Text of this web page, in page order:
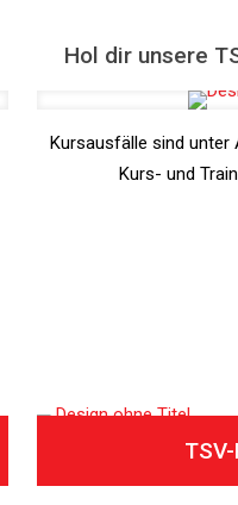
Hol dir unsere
Kursausfälle sind unter
Kurs- und